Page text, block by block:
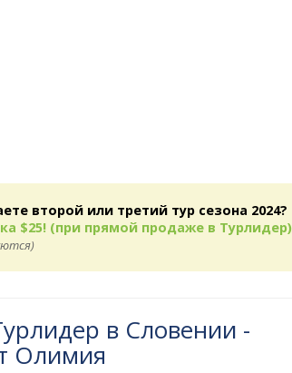
второй или третий тур сезона 2024?
$25! (при прямой продаже в Турлидер)
в Словении -
Олимия